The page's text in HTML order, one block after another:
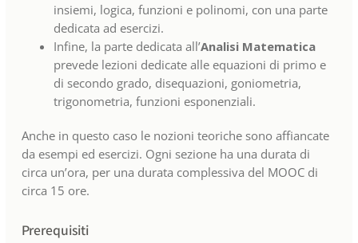
insiemi, logica, funzioni e polinomi, con una parte
dedicata ad esercizi.
Infine, la parte dedicata all’Analisi Matematica
prevede lezioni dedicate alle equazioni di primo e
di secondo grado, disequazioni, goniometria,
trigonometria, funzioni esponenziali.
Anche in questo caso le nozioni teoriche sono affiancate
da esempi ed esercizi. Ogni sezione ha una durata di
circa un’ora, per una durata complessiva del MOOC di
circa 15 ore.
Prerequisiti